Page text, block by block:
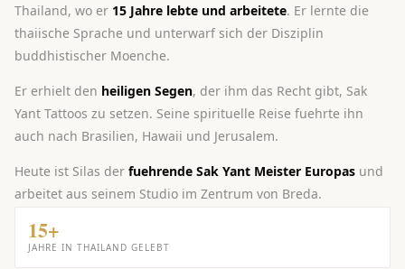
Thailand, wo er 15 Jahre lebte und arbeitete. Er lernte die
thaiische Sprache und unterwarf sich der Disziplin
buddhistischer Moenche.
Er erhielt den heiligen Segen, der ihm das Recht gibt, Sak
Yant Tattoos zu setzen. Seine spirituelle Reise fuehrte ihn
auch nach Brasilien, Hawaii und Jerusalem.
Heute ist Silas der fuehrende Sak Yant Meister Europas und
arbeitet aus seinem Studio im Zentrum von Breda.
15+
JAHRE IN THAILAND GELEBT